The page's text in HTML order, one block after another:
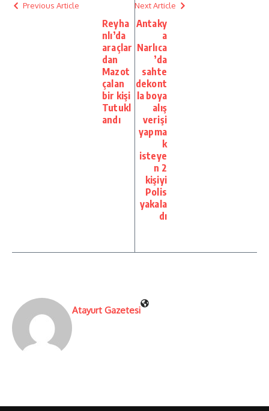
Previous Article
Reyha
nlı’da
araçlar
dan
Mazot
çalan
bir kişi
Tutukl
andı
Next Article
Antaky
a
Narlıca
’da
sahte
dekont
la boya
alış
verişi
yapma
k
isteye
n 2
kişiyi
Polis
yakala
dı
Atayurt Gazetesi